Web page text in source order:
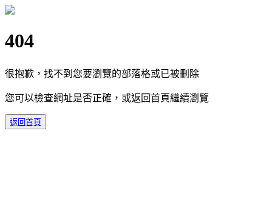
404
很抱歉，找不到您要瀏覽的部落格或已被刪除
您可以檢查網址是否正確，或返回首頁繼續瀏覽
返回首頁